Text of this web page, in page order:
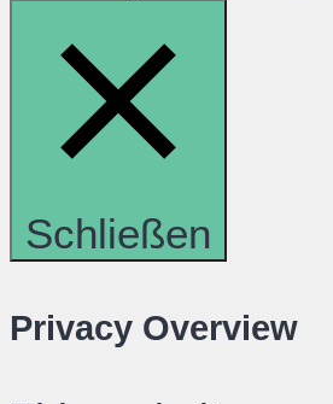
Schließen
Privacy Overview